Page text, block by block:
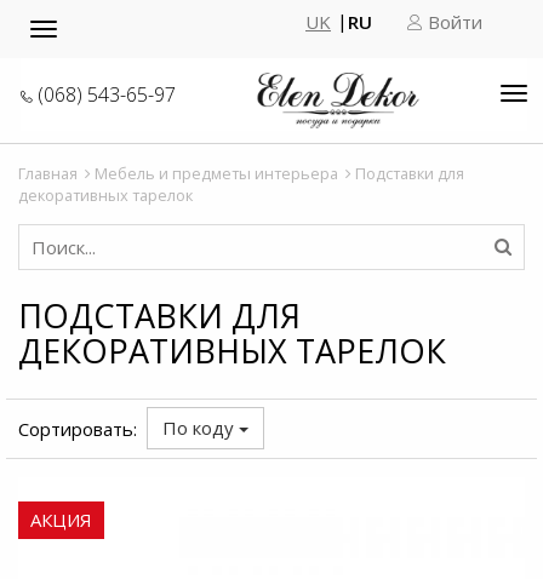
Toggle
UK RU Войти
(068) 543-65-97
Главная Мебель и предметы интерьера
Подставки для
декоративных тарелок
ПОДСТАВКИ ДЛЯ
ДЕКОРАТИВНЫХ ТАРЕЛОК
Сортировать: По коду
АКЦИЯ